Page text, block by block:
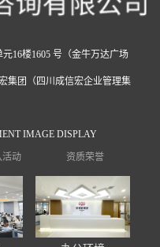
16楼1605 号（金牛万达广场
集团（四川成信宏企业管理集
IMAGE DISPLAY
活动 资质荣誉